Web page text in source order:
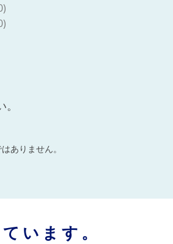
ありません。
います。